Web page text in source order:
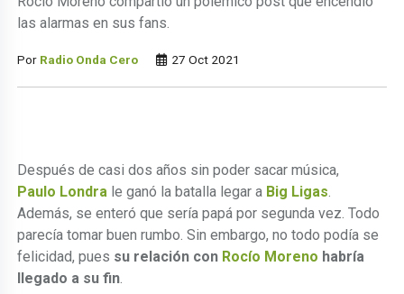
las alarmas en sus fans.
Por Radio Onda Cero 27 Oct 2021
Después de casi dos años sin poder sacar música,
Paulo Londra le ganó la batalla legar a Big Ligas.
Además, se enteró que sería papá por segunda vez. Todo
parecía tomar buen rumbo. Sin embargo, no todo podía se
felicidad, pues su relación con Rocío Moreno habría
llegado a su fin.